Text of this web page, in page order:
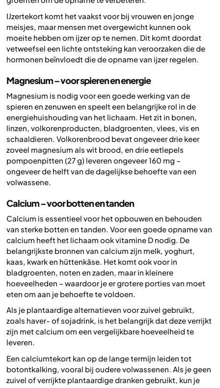
IJzertekort komt het vaakst voor bij vrouwen en jonge
meisjes, maar mensen met overgewicht kunnen ook
moeite hebben om ijzer op te nemen. Dit komt doordat
vetweefsel een lichte ontsteking kan veroorzaken die de
hormonen beïnvloedt die de opname van ijzer regelen.
Magnesium – voor spieren en energie
Magnesium is nodig voor een goede werking van de
spieren en zenuwen en speelt een belangrijke rol in de
energiehuishouding van het lichaam. Het zit in bonen,
linzen, volkorenproducten, bladgroenten, vlees, vis en
schaaldieren. Volkorenbrood bevat ongeveer drie keer
zoveel magnesium als wit brood, en drie eetlepels
pompoenpitten (27 g) leveren ongeveer 160 mg –
ongeveer de helft van de dagelijkse behoefte van een
volwassene.
Calcium – voor botten en tanden
Calcium is essentieel voor het opbouwen en behouden
van sterke botten en tanden. Voor een goede opname van
calcium heeft het lichaam ook vitamine D nodig. De
belangrijkste bronnen van calcium zijn melk, yoghurt,
kaas, kwark en hüttenkäse. Het komt ook voor in
bladgroenten, noten en zaden, maar in kleinere
hoeveelheden – waardoor je er grotere porties van moet
eten om aan je behoefte te voldoen.
Als je plantaardige alternatieven voor zuivel gebruikt,
zoals haver- of sojadrink, is het belangrijk dat deze verrijkt
zijn met calcium om een vergelijkbare hoeveelheid te
leveren.
Een calciumtekort kan op de lange termijn leiden tot
botontkalking, vooral bij oudere volwassenen. Als je geen
zuivel of verrijkte plantaardige dranken gebruikt, kun je